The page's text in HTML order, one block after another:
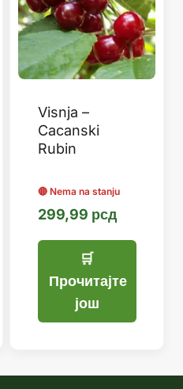
Visnja –
Cacanski
Rubin
299,99 рсд
Прочитајте
још